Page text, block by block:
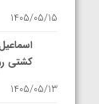
1405/05/15
کشتی
1405/05/13